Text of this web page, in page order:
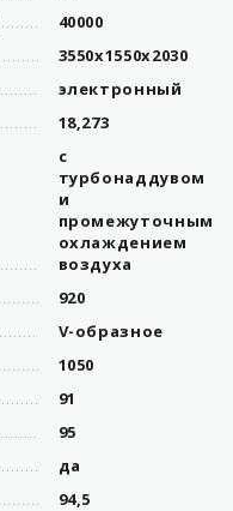
40000
3550х1550х2030
электронный
18,273
с
турбонаддувом
и
промежуточным
охлаждением
воздуха
920
V-образное
1050
91
95
да
94,5